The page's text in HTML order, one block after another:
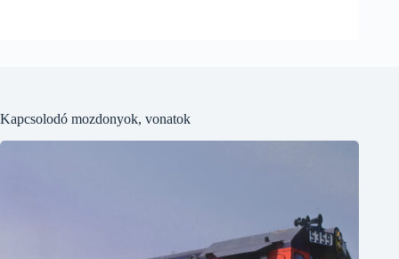
Kapcsolodó mozdonyok, vonatok